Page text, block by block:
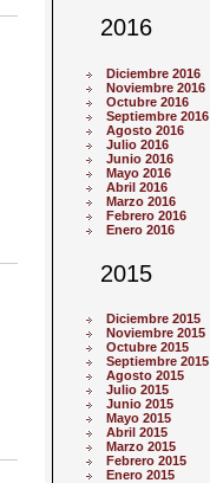
2016
Diciembre 2016
Noviembre 2016
Octubre 2016
Septiembre 2016
Agosto 2016
Julio 2016
Junio 2016
Mayo 2016
Abril 2016
Marzo 2016
Febrero 2016
Enero 2016
2015
Diciembre 2015
Noviembre 2015
Octubre 2015
Septiembre 2015
Agosto 2015
Julio 2015
Junio 2015
Mayo 2015
Abril 2015
Marzo 2015
Febrero 2015
Enero 2015